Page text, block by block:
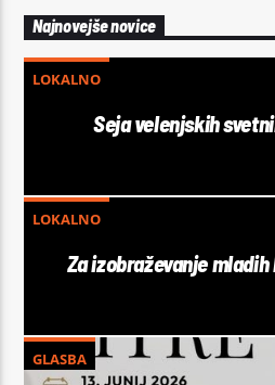
Najnovejše novice
LOKALNO
Seja velenjskih
LOKALNO
Za izobraževanje
GLASBA